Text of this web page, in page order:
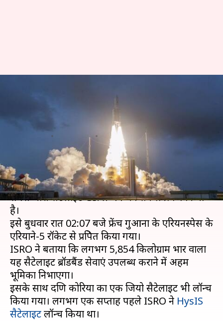
भारी सैटेलाइट GSAT-11, हाई-स्पीड
इंटरनेट में करेगा मदद
Dec 05, 2018 01:41 pm
क्या है खबर?
भारतीय अंतरिक्ष अनुसंधान संगठन (ISRO) ने खुद के बनाए
सबसे भारी सैटेलाइट GSAT-11 का सफल प्रक्षेपण किया
है।
इसे बुधवार रात 02:07 बजे फ्रेंच गुआना के एरियनस्पेस के
एरियाने-5 रॉकेट से प्रक्षेपित किया गया।
ISRO ने बताया कि लगभग 5,854 किलोग्राम भार वाला
यह सैटेलाइट ब्रॉडबैंड सेवाएं उपलब्ध कराने में अहम
भूमिका निभाएगा।
इसके साथ दक्षिण कोरिया का एक जियो सैटेलाइट भी लॉन्च
किया गया। लगभग एक सप्ताह पहले ISRO ने HysIS
सैटेलाइट